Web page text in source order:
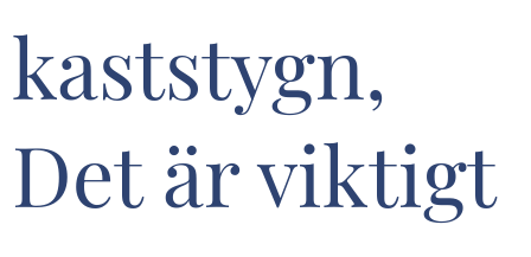
kaststygn,
Det är viktigt